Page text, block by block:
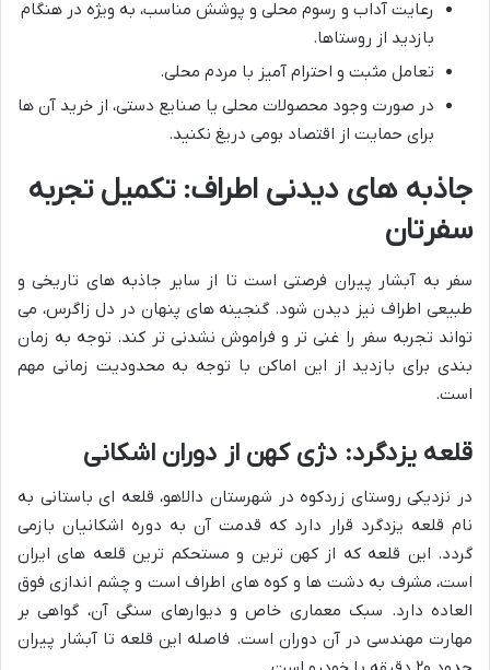
رعایت آداب و رسوم محلی و پوشش مناسب، به ویژه در هنگام
بازدید از روستاها.
تعامل مثبت و احترام آمیز با مردم محلی.
در صورت وجود محصولات محلی یا صنایع دستی، از خرید آن ها
برای حمایت از اقتصاد بومی دریغ نکنید.
جاذبه های دیدنی اطراف: تکمیل تجربه
سفرتان
سفر به آبشار پیران فرصتی است تا از سایر جاذبه های تاریخی و
طبیعی اطراف نیز دیدن شود. گنجینه های پنهان در دل زاگرس، می
تواند تجربه سفر را غنی تر و فراموش نشدنی تر کند. توجه به زمان
بندی برای بازدید از این اماکن با توجه به محدودیت زمانی مهم
است.
قلعه یزدگرد: دژی کهن از دوران اشکانی
در نزدیکی روستای زردکوه در شهرستان دالاهو، قلعه ای باستانی به
نام قلعه یزدگرد قرار دارد که قدمت آن به دوره اشکانیان بازمی
گردد. این قلعه که از کهن ترین و مستحکم ترین قلعه های ایران
است، مشرف به دشت ها و کوه های اطراف است و چشم اندازی فوق
العاده دارد. سبک معماری خاص و دیوارهای سنگی آن، گواهی بر
مهارت مهندسی در آن دوران است. فاصله این قلعه تا آبشار پیران